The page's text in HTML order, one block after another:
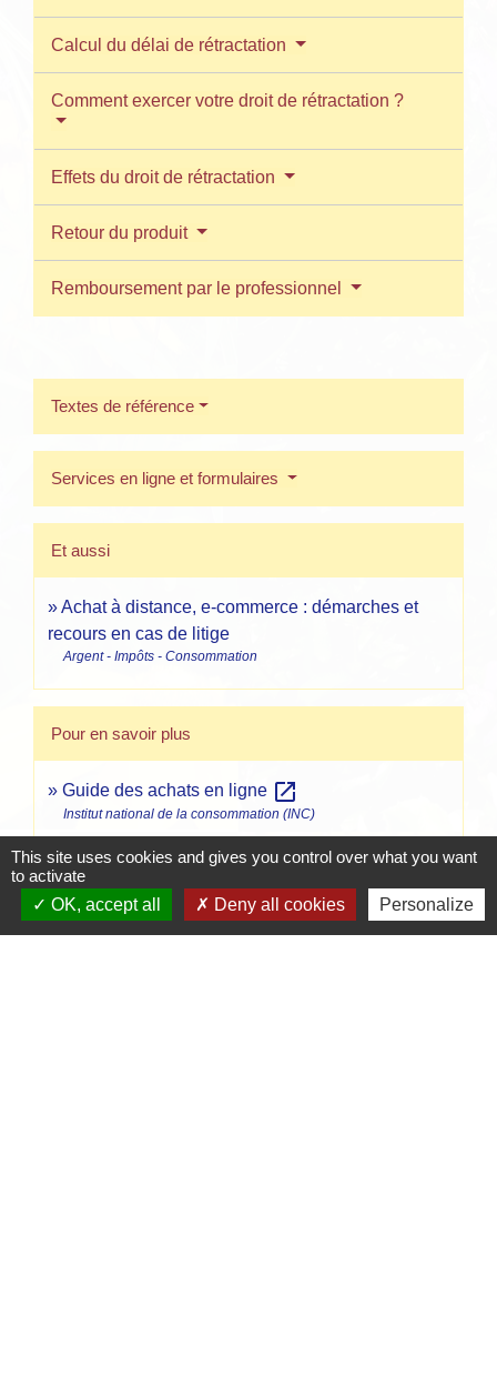
Calcul du délai de rétractation
Comment exercer votre droit de rétractation ?
Effets du droit de rétractation
Retour du produit
Remboursement par le professionnel
Textes de référence
Services en ligne et formulaires
Et aussi
Achat à distance, e-commerce : démarches et
recours en cas de litige
Argent - Impôts - Consommation
Pour en savoir plus
Guide des achats en ligne open_in_new
Institut national de la consommation (INC)
Acheter sur internet en 10 questions-réponses open_in_new
Institut national de la consommation (INC)
Signaler une erreur sur cette page
This site uses cookies and gives you control over what you want
to activate
OK, accept all
Deny all cookies Personalize